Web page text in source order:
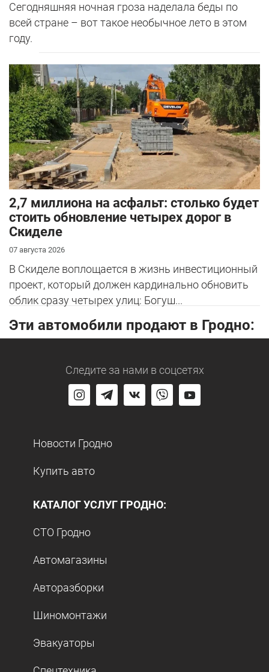
Сегодняшняя ночная гроза наделала беды по
всей стране – вот такое необычное лето в этом
году.
2,7 миллиона на асфальт: столько будет
стоить обновление четырех дорог в
Скиделе
07 августа 2026
В Скиделе воплощается в жизнь инвестиционный
проект, который должен кардинально обновить
облик сразу четырех улиц: Богуш...
Эти автомобили продают в Гродно:
Следите за нами в соцсетях
Новости Гродно
Купить авто
КАТАЛОГ УСЛУГ ГРОДНО:
СТО Гродно
Автомагазины
Авторазборки
Шиномонтажи
Эвакуаторы